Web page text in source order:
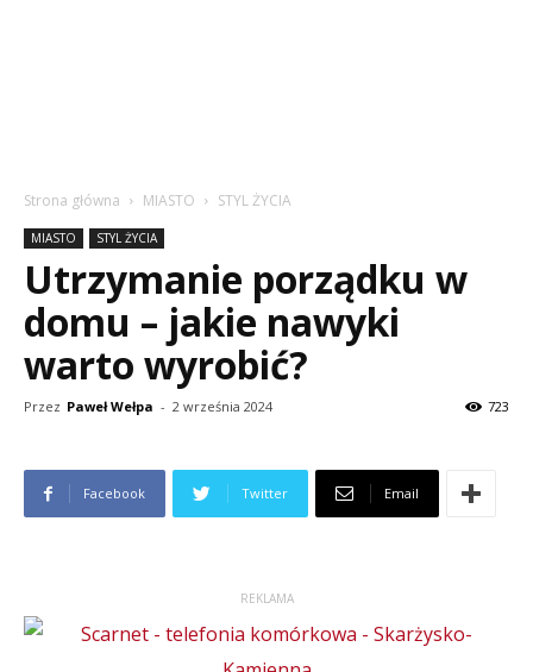
Strona główna MIASTO STYL ŻYCIA
MIASTO STYL ŻYCIA
Utrzymanie porządku w
domu – jakie nawyki
warto wyrobić?
Przez Paweł Wełpa - 2 września 2024 723
Facebook Twitter Email
REKLAMA